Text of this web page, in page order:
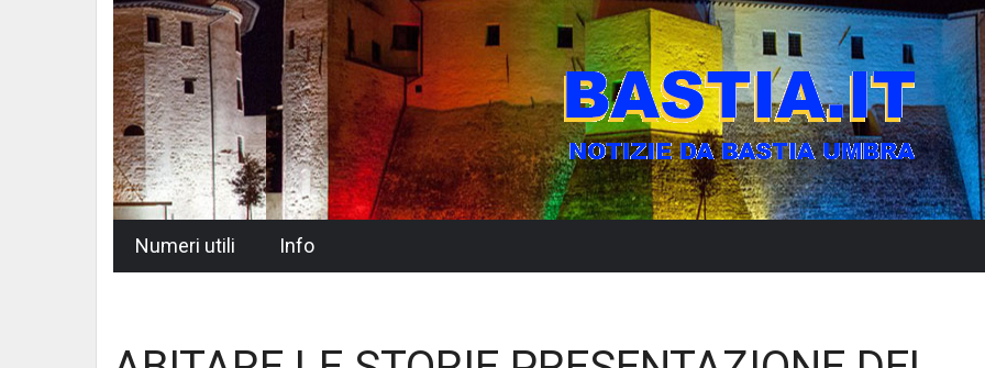
Numeri utili Info